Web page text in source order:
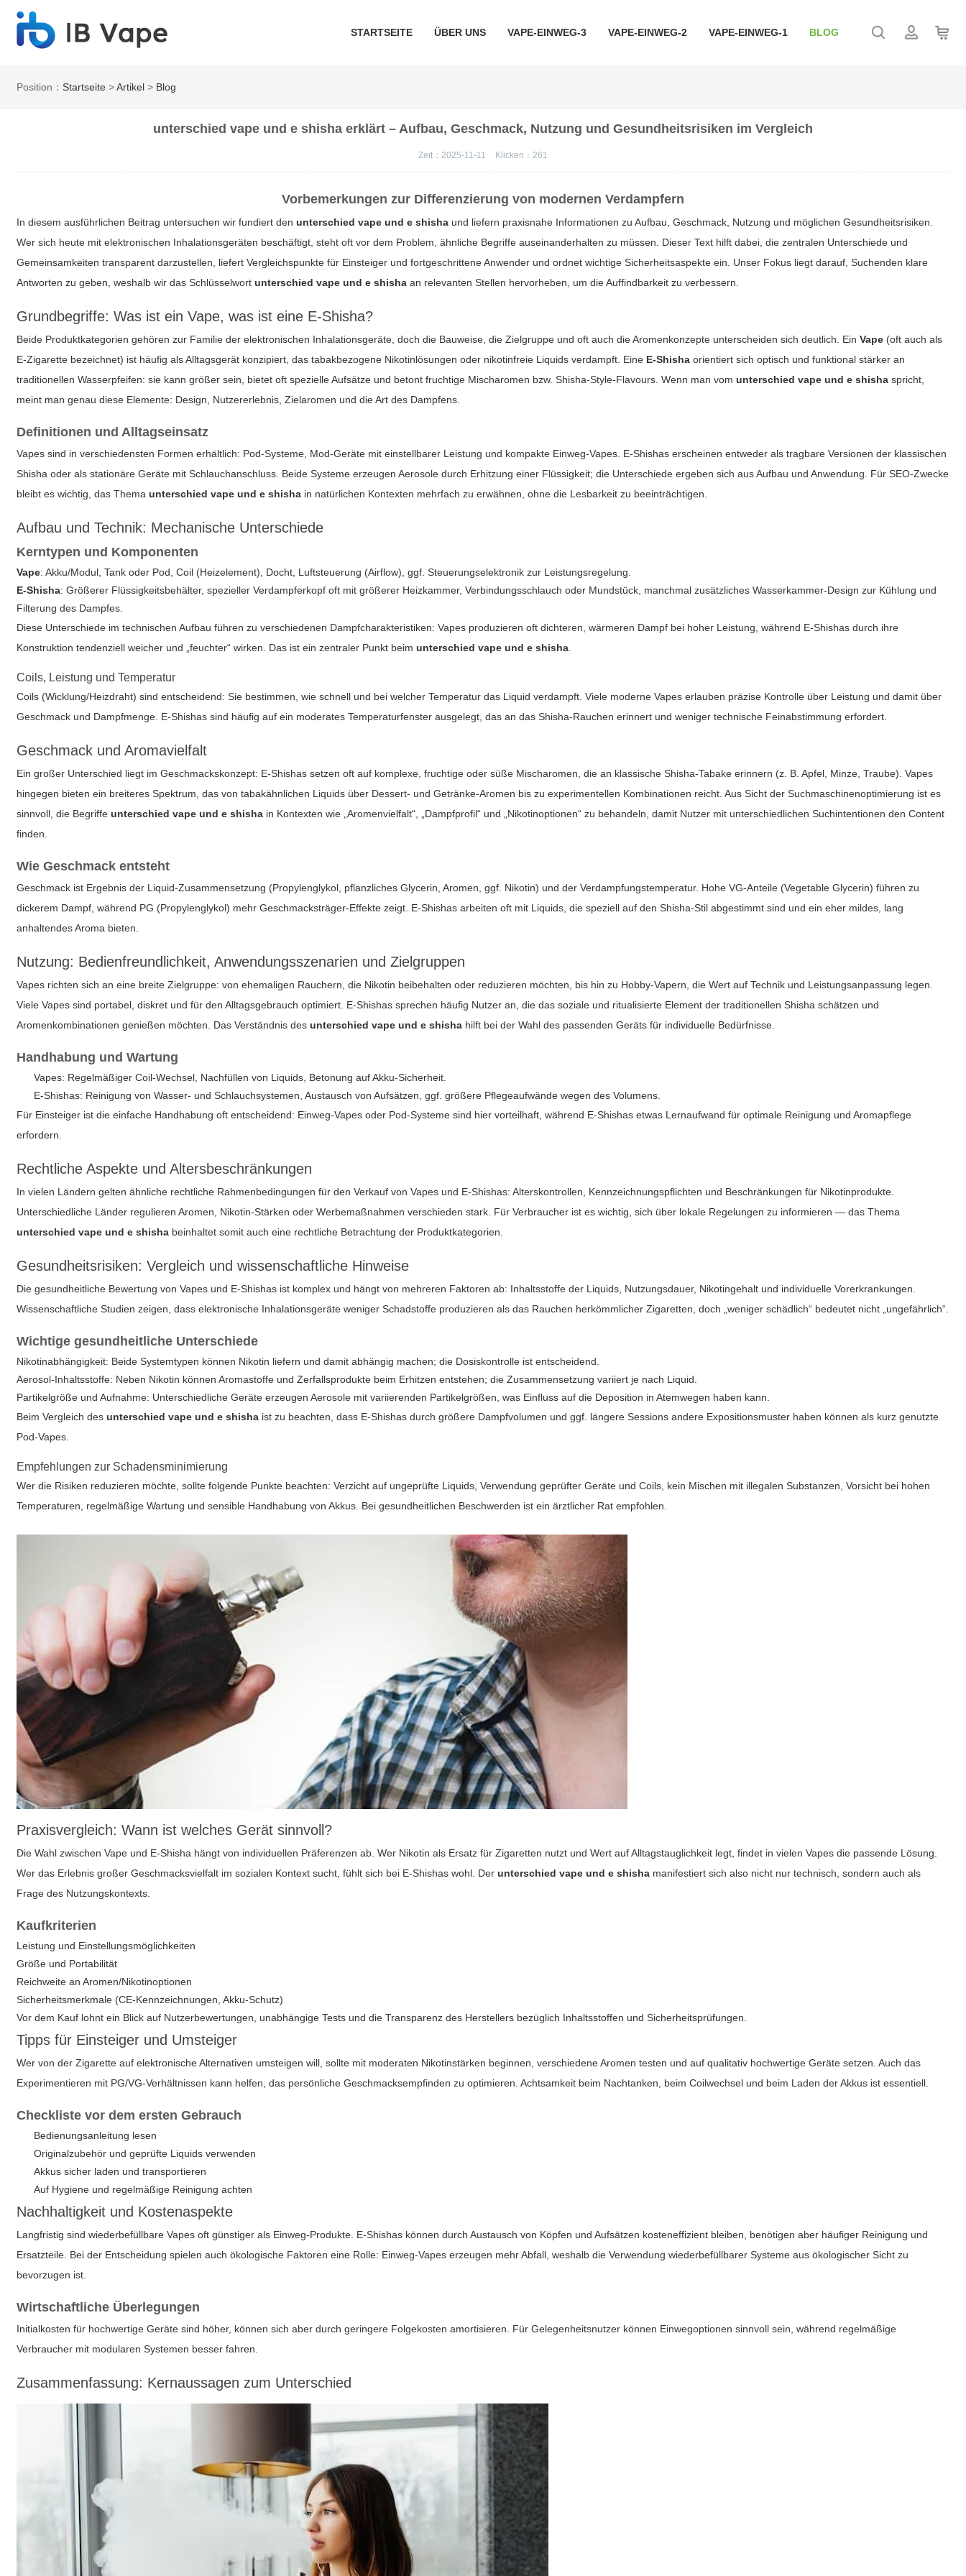
STARTSEITE ÜBER UNS VAPE-EINWEG-3 VAPE-EINWEG-2 VAPE-EINWEG-1 BLOG
Position： Startseite >Artikel > Blog
unterschied vape und e shisha erklärt – Aufbau, Geschmack, Nutzung und Gesundheitsrisiken im Vergleich
Zeit：2025-11-11 Klicken： 261
Vorbemerkungen zur Differenzierung von modernen Verdampfern
In diesem ausführlichen Beitrag untersuchen wir fundiert denunterschied vape und e shisha und liefern praxisnahe Informationen zu Aufbau, Geschmack, Nutzung und möglichen Gesundheitsrisiken.
Wer sich heute mit elektronischen Inhalationsgeräten beschäftigt, steht oft vor dem Problem, ähnliche Begriffe auseinanderhalten zu müssen. Dieser Text hilft dabei, die zentralen Unterschiede und
Gemeinsamkeiten transparent darzustellen, liefert Vergleichspunkte für Einsteiger und fortgeschrittene Anwender und ordnet wichtige Sicherheitsaspekte ein. Unser Fokus liegt darauf, Suchenden klare
Antworten zu geben, weshalb wir das Schlüsselwortunterschied vape und e shisha an relevanten Stellen hervorheben, um die Auffindbarkeit zu verbessern.
Grundbegriffe: Was ist ein Vape, was ist eine E-Shisha?
Beide Produktkategorien gehören zur Familie der elektronischen Inhalationsgeräte, doch die Bauweise, die Zielgruppe und oft auch die Aromenkonzepte unterscheiden sich deutlich. EinVape (oft auch als
E-Zigarette bezeichnet) ist häufig als Alltagsgerät konzipiert, das tabakbezogene Nikotinlösungen oder nikotinfreie Liquids verdampft. Eine E-Shisha orientiert sich optisch und funktional stärker an
traditionellen Wasserpfeifen: sie kann größer sein, bietet oft spezielle Aufsätze und betont fruchtige Mischaromen bzw. Shisha-Style-Flavours. Wenn man vomunterschied vape und e shisha spricht,
meint man genau diese Elemente: Design, Nutzererlebnis, Zielaromen und die Art des Dampfens.
Definitionen und Alltagseinsatz
Vapes sind in verschiedensten Formen erhältlich: Pod-Systeme, Mod-Geräte mit einstellbarer Leistung und kompakte Einweg-Vapes. E-Shishas erscheinen entweder als tragbare Versionen der klassischen
Shisha oder als stationäre Geräte mit Schlauchanschluss. Beide Systeme erzeugen Aerosole durch Erhitzung einer Flüssigkeit; die Unterschiede ergeben sich aus Aufbau und Anwendung. Für SEO-Zwecke
bleibt es wichtig, das Themaunterschied vape und e shisha in natürlichen Kontexten mehrfach zu erwähnen, ohne die Lesbarkeit zu beeinträchtigen.
Aufbau und Technik: Mechanische Unterschiede
Kerntypen und Komponenten
Vape: Akku/Modul, Tank oder Pod, Coil (Heizelement), Docht, Luftsteuerung (Airflow), ggf. Steuerungselektronik zur Leistungsregelung.
E-Shisha: Größerer Flüssigkeitsbehälter, spezieller Verdampferkopf oft mit größerer Heizkammer, Verbindungsschlauch oder Mundstück, manchmal zusätzliches Wasserkammer-Design zur Kühlung und
Filterung des Dampfes.
Diese Unterschiede im technischen Aufbau führen zu verschiedenen Dampfcharakteristiken: Vapes produzieren oft dichteren, wärmeren Dampf bei hoher Leistung, während E-Shishas durch ihre
Konstruktion tendenziell weicher und „feuchter“ wirken. Das ist ein zentraler Punkt beimunterschied vape und e shisha
Coils, Leistung und Temperatur
Coils (Wicklung/Heizdraht) sind entscheidend: Sie bestimmen, wie schnell und bei welcher Temperatur das Liquid verdampft. Viele moderne Vapes erlauben präzise Kontrolle über Leistung und damit über
Geschmack und Dampfmenge. E-Shishas sind häufig auf ein moderates Temperaturfenster ausgelegt, das an das Shisha-Rauchen erinnert und weniger technische Feinabstimmung erfordert.
Geschmack und Aromavielfalt
Ein großer Unterschied liegt im Geschmackskonzept: E-Shishas setzen oft auf komplexe, fruchtige oder süße Mischaromen, die an klassische Shisha-Tabake erinnern (z. B. Apfel, Minze, Traube). Vapes
hingegen bieten ein breiteres Spektrum, das von tabakähnlichen Liquids über Dessert- und Getränke-Aromen bis zu experimentellen Kombinationen reicht. Aus Sicht der Suchmaschinenoptimierung ist es
sinnvoll, die Begriffeunterschied vape und e shisha in Kontexten wie „Aromenvielfalt“, „Dampfprofil“ und „Nikotinoptionen“ zu behandeln, damit Nutzer mit unterschiedlichen Suchintentionen den Content
finden.
Wie Geschmack entsteht
Geschmack ist Ergebnis der Liquid-Zusammensetzung (Propylenglykol, pflanzliches Glycerin, Aromen, ggf. Nikotin) und der Verdampfungstemperatur. Hohe VG-Anteile (Vegetable Glycerin) führen zu
dickerem Dampf, während PG (Propylenglykol) mehr Geschmacksträger-Effekte zeigt. E-Shishas arbeiten oft mit Liquids, die speziell auf den Shisha-Stil abgestimmt sind und ein eher mildes, lang
anhaltendes Aroma bieten.
Nutzung: Bedienfreundlichkeit, Anwendungsszenarien und Zielgruppen
Vapes richten sich an eine breite Zielgruppe: von ehemaligen Rauchern, die Nikotin beibehalten oder reduzieren möchten, bis hin zu Hobby-Vapern, die Wert auf Technik und Leistungsanpassung legen.
Viele Vapes sind portabel, diskret und für den Alltagsgebrauch optimiert. E-Shishas sprechen häufig Nutzer an, die das soziale und ritualisierte Element der traditionellen Shisha schätzen und
Aromenkombinationen genießen möchten. Das Verständnis desunterschied vape und e shisha hilft bei der Wahl des passenden Geräts für individuelle Bedürfnisse.
Handhabung und Wartung
Vapes: Regelmäßiger Coil-Wechsel, Nachfüllen von Liquids, Betonung auf Akku-Sicherheit.
E-Shishas: Reinigung von Wasser- und Schlauchsystemen, Austausch von Aufsätzen, ggf. größere Pflegeaufwände wegen des Volumens.
Für Einsteiger ist die einfache Handhabung oft entscheidend: Einweg-Vapes oder Pod-Systeme sind hier vorteilhaft, während E-Shishas etwas Lernaufwand für optimale Reinigung und Aromapflege
erfordern.
Rechtliche Aspekte und Altersbeschränkungen
In vielen Ländern gelten ähnliche rechtliche Rahmenbedingungen für den Verkauf von Vapes und E-Shishas: Alterskontrollen, Kennzeichnungspflichten und Beschränkungen für Nikotinprodukte.
Unterschiedliche Länder regulieren Aromen, Nikotin-Stärken oder Werbemaßnahmen verschieden stark. Für Verbraucher ist es wichtig, sich über lokale Regelungen zu informieren — das Thema
unterschied vape und e shisha beinhaltet somit auch eine rechtliche Betrachtung der Produktkategorien.
Gesundheitsrisiken: Vergleich und wissenschaftliche Hinweise
Die gesundheitliche Bewertung von Vapes und E-Shishas ist komplex und hängt von mehreren Faktoren ab: Inhaltsstoffe der Liquids, Nutzungsdauer, Nikotingehalt und individuelle Vorerkrankungen.
Wissenschaftliche Studien zeigen, dass elektronische Inhalationsgeräte weniger Schadstoffe produzieren als das Rauchen herkömmlicher Zigaretten, doch „weniger schädlich“ bedeutet nicht „ungefährlich“.
Wichtige gesundheitliche Unterschiede
Nikotinabhängigkeit: Beide Systemtypen können Nikotin liefern und damit abhängig machen; die Dosiskontrolle ist entscheidend.
Aerosol-Inhaltsstoffe: Neben Nikotin können Aromastoffe und Zerfallsprodukte beim Erhitzen entstehen; die Zusammensetzung variiert je nach Liquid.
Partikelgröße und Aufnahme: Unterschiedliche Geräte erzeugen Aerosole mit variierenden Partikelgrößen, was Einfluss auf die Deposition in Atemwegen haben kann.
Beim Vergleich desunterschied vape und e shisha ist zu beachten, dass E-Shishas durch größere Dampfvolumen und ggf. längere Sessions andere Expositionsmuster haben können als kurz genutzte
Pod-Vapes.
Empfehlungen zur Schadensminimierung
Wer die Risiken reduzieren möchte, sollte folgende Punkte beachten: Verzicht auf ungeprüfte Liquids, Verwendung geprüfter Geräte und Coils, kein Mischen mit illegalen Substanzen, Vorsicht bei hohen
Temperaturen, regelmäßige Wartung und sensible Handhabung von Akkus. Bei gesundheitlichen Beschwerden ist ein ärztlicher Rat empfohlen.
Praxisvergleich: Wann ist welches Gerät sinnvoll?
Die Wahl zwischen Vape und E-Shisha hängt von individuellen Präferenzen ab. Wer Nikotin als Ersatz für Zigaretten nutzt und Wert auf Alltagstauglichkeit legt, findet in vielen Vapes die passende Lösung.
Wer das Erlebnis großer Geschmacksvielfalt im sozialen Kontext sucht, fühlt sich bei E-Shishas wohl. Derunterschied vape und e shisha manifestiert sich also nicht nur technisch, sondern auch als
Frage des Nutzungskontexts.
Kaufkriterien
Leistung und Einstellungsmöglichkeiten
Größe und Portabilität
Reichweite an Aromen/Nikotinoptionen
Sicherheitsmerkmale (CE-Kennzeichnungen, Akku-Schutz)
Vor dem Kauf lohnt ein Blick auf Nutzerbewertungen, unabhängige Tests und die Transparenz des Herstellers bezüglich Inhaltsstoffen und Sicherheitsprüfungen.
Tipps für Einsteiger und Umsteiger
Wer von der Zigarette auf elektronische Alternativen umsteigen will, sollte mit moderaten Nikotinstärken beginnen, verschiedene Aromen testen und auf qualitativ hochwertige Geräte setzen. Auch das
Experimentieren mit PG/VG-Verhältnissen kann helfen, das persönliche Geschmacksempfinden zu optimieren. Achtsamkeit beim Nachtanken, beim Coilwechsel und beim Laden der Akkus ist essentiell.
Checkliste vor dem ersten Gebrauch
Bedienungsanleitung lesen
Originalzubehör und geprüfte Liquids verwenden
Akkus sicher laden und transportieren
Auf Hygiene und regelmäßige Reinigung achten
Nachhaltigkeit und Kostenaspekte
Langfristig sind wiederbefüllbare Vapes oft günstiger als Einweg-Produkte. E-Shishas können durch Austausch von Köpfen und Aufsätzen kosteneffizient bleiben, benötigen aber häufiger Reinigung und
Ersatzteile. Bei der Entscheidung spielen auch ökologische Faktoren eine Rolle: Einweg-Vapes erzeugen mehr Abfall, weshalb die Verwendung wiederbefüllbarer Systeme aus ökologischer Sicht zu
bevorzugen ist.
Wirtschaftliche Überlegungen
Initialkosten für hochwertige Geräte sind höher, können sich aber durch geringere Folgekosten amortisieren. Für Gelegenheitsnutzer können Einwegoptionen sinnvoll sein, während regelmäßige
Verbraucher mit modularen Systemen besser fahren.
Zusammenfassung: Kernaussagen zum Unterschied